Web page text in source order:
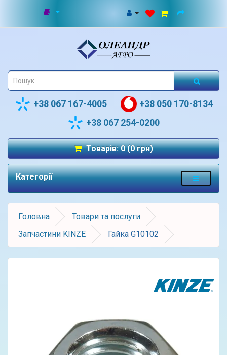
+38 067 167-4005
+38 050 170-8134
+38 067 254-0200
Товарів: 0 (0 грн)
Категорії
Головна
Товари та послуги
Запчастини KINZE
Гайка G10102